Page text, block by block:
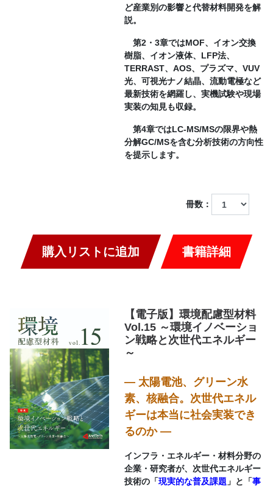
ど産業別の影響と代替材料開発を解
説。
第2・3章ではMOF、イオン交換
樹脂、イオン液体、LFP法、
TERRAST、AOS、プラズマ、VUV
光、可視光ナノ結晶、流動電極など
最新技術を網羅し、実機試験や現場
実装の知見も収録。
第4章ではLC-MS/MSの限界や熱
分解GC/MSを含む分析技術の方向性
を提示します。
冊数：
購入リストに追加 書籍詳細
【電子版】環境配慮型材料
Vol.15 ～環境イノベーショ
ン戦略と次世代エネルギー
～
― 太陽電池、グリーン水
素、核融合。次世代エネル
ギーは本当に社会実装でき
るのか ―
インフラ・エネルギー・材料分野の
企業・研究者が、次世代エネルギー
技術の「現実的な普及課題 」と「事